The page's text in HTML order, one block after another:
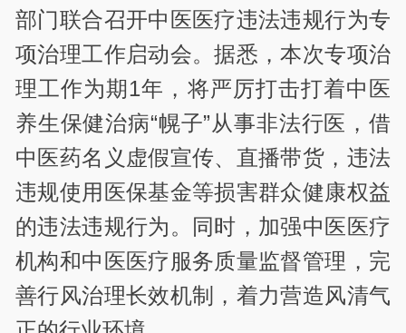
部门联合召开中医医疗违法违规行为专
项治理工作启动会。据悉，本次专项治
理工作为期1年，将严厉打击打着中医
养生保健治病“幌子”从事非法行医，借
中医药名义虚假宣传、直播带货，违法
违规使用医保基金等损害群众健康权益
的违法违规行为。同时，加强中医医疗
机构和中医医疗服务质量监督管理，完
善行风治理长效机制，着力营造风清气